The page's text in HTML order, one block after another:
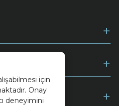
için
Onay
deneyimini